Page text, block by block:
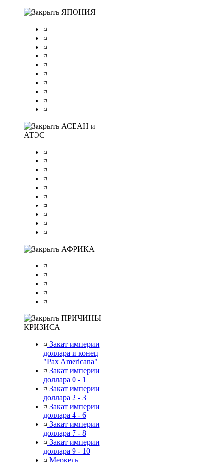
ЯПОНИЯ
¤
¤
¤
¤
¤
¤
¤
¤
¤
¤
АСЕАН и
АТЭС
¤
¤
¤
¤
¤
¤
¤
¤
¤
¤
АФРИКА
¤
¤
¤
¤
¤
ПРИЧИНЫ
КРИЗИСА
¤ Закат империи
доллара и конец
"Pax Americana"
¤ Закат империи
доллара 0 - 1
¤ Закат империи
доллара 2 - 3
¤ Закат империи
доллара 4 - 6
¤ Закат империи
доллара 7 - 8
¤ Закат империи
доллара 9 - 10
¤ Меркель